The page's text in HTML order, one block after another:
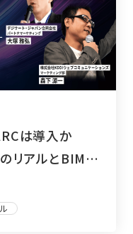
は導入か
リアルとBIMI